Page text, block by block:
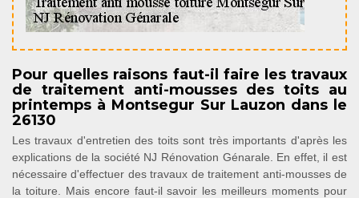
Pour quelles raisons faut-il faire les travaux
de traitement anti-mousses des toits au
printemps à Montsegur Sur Lauzon dans le
26130
Les travaux d'entretien des toits sont très importants d'après les
explications de la société NJ Rénovation Génarale. En effet, il est
nécessaire d'effectuer des travaux de traitement anti-mousses de
la toiture. Mais encore faut-il savoir les meilleurs moments pour